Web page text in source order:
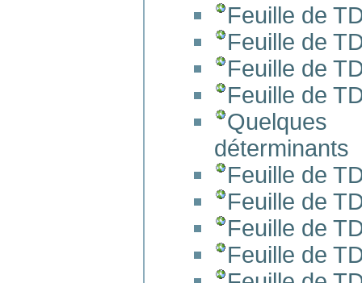
Feuille de
Feuille de
Feuille de
Feuille de
déterminants
Feuille de
Feuille de
Feuille de
Feuille de